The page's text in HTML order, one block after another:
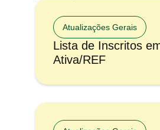
Atualizações Gerais
Lista de Inscritos
Ativa/REF